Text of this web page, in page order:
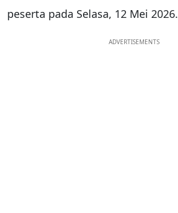
peserta pada Selasa, 12 Mei 2026.
ADVERTISEMENTS